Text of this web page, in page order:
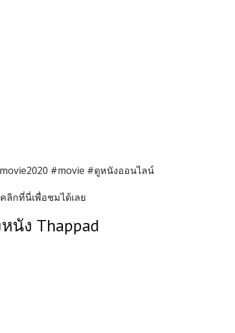
#movie #ดูหนังออนไลน์
ลิกที่นี่เพื่อชมได้เลย
นัง Thappad